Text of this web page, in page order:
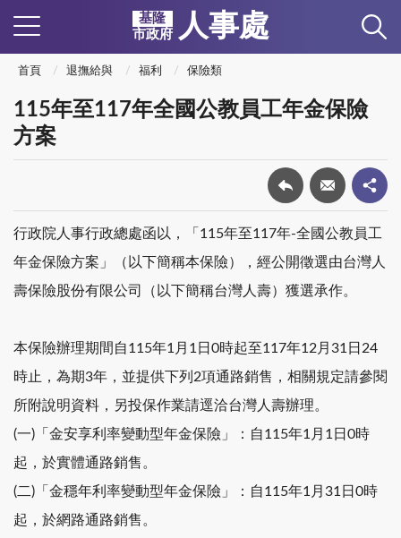
基隆
市政府
人事處
首頁 退撫給與 福利 保險類
115年至117年全國公教員工年金保險
方案
行政院人事行政總處函以，「115年至117年-全國公教員工
年金保險方案」（以下簡稱本保險），經公開徵選由台灣人
壽保險股份有限公司（以下簡稱台灣人壽）獲選承作。
本保險辦理期間自115年1月1日0時起至117年12月31日24
時止，為期3年，並提供下列2項通路銷售，相關規定請參閱
所附說明資料，另投保作業請逕洽台灣人壽辦理。
(一)「金安享利率變動型年金保險」：自115年1月1日0時
起，於實體通路銷售。
(二)「金穩年利率變動型年金保險」：自115年1月31日0時
起，於網路通路銷售。